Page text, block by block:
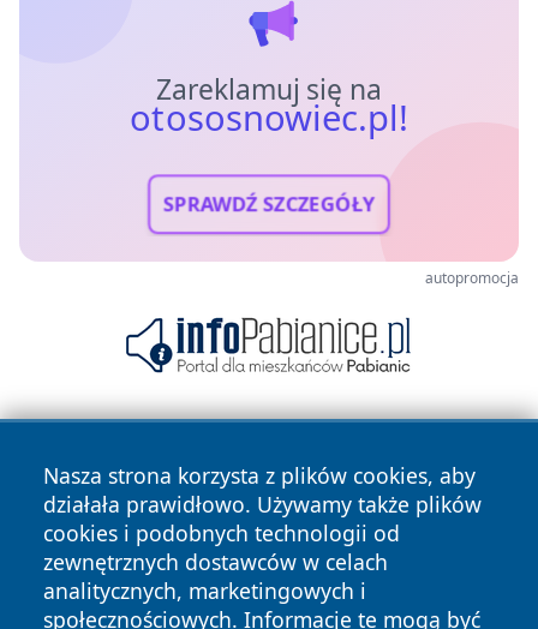
Zareklamuj się na
otososnowiec.pl!
SPRAWDŹ SZCZEGÓŁY
autopromocja
Nasza strona korzysta z plików cookies, aby
działała prawidłowo. Używamy także plików
cookies i podobnych technologii od
zewnętrznych dostawców w celach
analitycznych, marketingowych i
społecznościowych. Informacje te mogą być
Copyright © 2026 otososnowiec.pl Wszystkie prawa
zastrzeżone.